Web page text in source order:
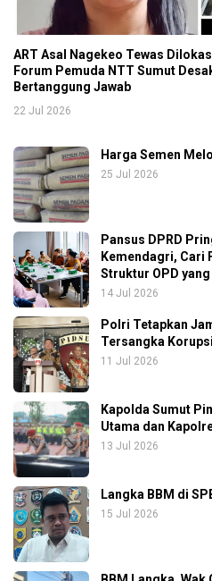
ART Asal Nagekeo Tewas
Forum Pemuda NTT Sumut
Bertanggung Jawab
22 Jul 2026
Harga Semen
25 Jul 2026
Pansus DPRD
Kemendagri, Cari
Struktur OPD yang
14 Jul 2026
Polri Tetapkan
Tersangka Korupsi
11 Jul 2026
Kapolda Sumut
Utama dan
13 Jul 2026
Langka BBM di
15 Jul 2026